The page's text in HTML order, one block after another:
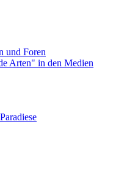
und Foren
Arten" in den Medien